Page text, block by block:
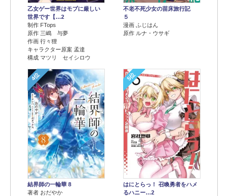
乙女ゲー世界はモブに厳しい
世界です【…2
制作 FTops
原作 三嶋 与夢
作画 行々狸
キャラクター原案 孟達
構成 マツリ セイシロウ
不老不死少女の苗床旅行記
５
漫画 ふじはん
原作 ルナ・ウサギ
4位
結界師の一輪華 8
著者 おだやか
5位
はにとらっ！ 召喚勇者をハメ
るハニー…2